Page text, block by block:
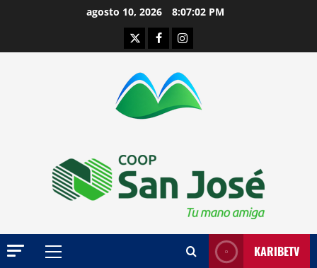
agosto 10, 2026 8:07:03 PM
TwitterFacebookInstagram
Menú
KARIBETV